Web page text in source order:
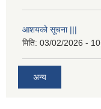
आशयको सूचना |||
मिति: 03/02/2026 -
अन्य